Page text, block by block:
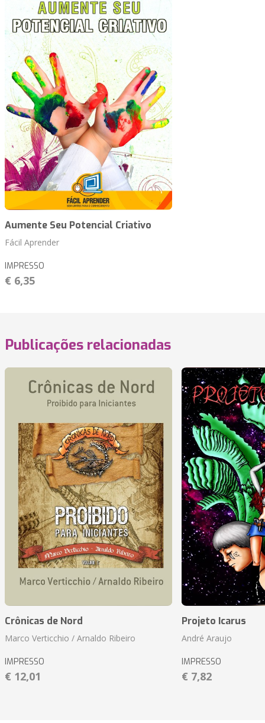
Aumente Seu Potencial Criativo
Fácil Aprender
IMPRESSO
€ 6,35
Publicações relacionadas
Crônicas de Nord
Marco Verticchio / Arnaldo Ribeiro
IMPRESSO
€ 12,01
Projeto Icarus
André Araujo
IMPRESSO
€ 7,82